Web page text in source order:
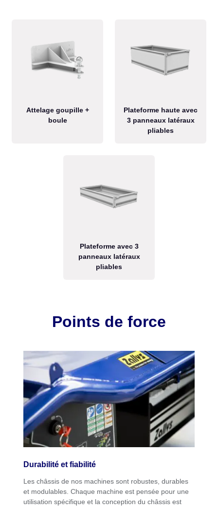
Attelage goupille +
boule
Plateforme haute avec
3 panneaux latéraux
pliables
Plateforme avec 3
panneaux latéraux
pliables
Points de force
Durabilité et fiabilité
Les châssis de nos machines sont robustes, durables
et modulables. Chaque machine est pensée pour une
utilisation spécifique et la conception du châssis est